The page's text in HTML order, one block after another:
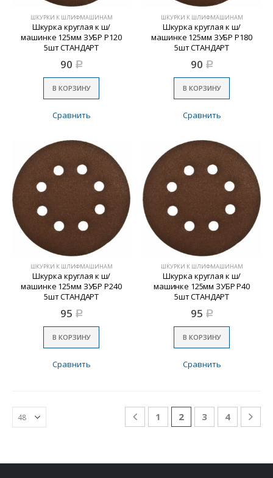
ШКУРКИ К ШЛИФМАШИНАМ
Шкурка круглая к ш/
машинке 125мм ЗУБР Р120
5шт СТАНДАРТ
90 Р
В КОРЗИНУ
Сравнить
ШКУРКИ К ШЛИФМАШИНАМ
Шкурка круглая к ш/
машинке 125мм ЗУБР Р180
5шт СТАНДАРТ
90 Р
В КОРЗИНУ
Сравнить
ШКУРКИ К ШЛИФМАШИНАМ
Шкурка круглая к ш/
машинке 125мм ЗУБР Р240
5шт СТАНДАРТ
95 Р
В КОРЗИНУ
Сравнить
ШКУРКИ К ШЛИФМАШИНАМ
Шкурка круглая к ш/
машинке 125мм ЗУБР Р40
5шт СТАНДАРТ
95 Р
В КОРЗИНУ
Сравнить
1 2 3 4